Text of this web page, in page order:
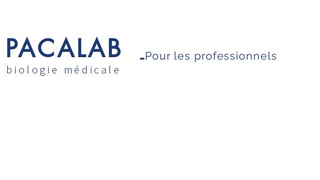
PACALAB
biologie médicale
-Pour les professionnels